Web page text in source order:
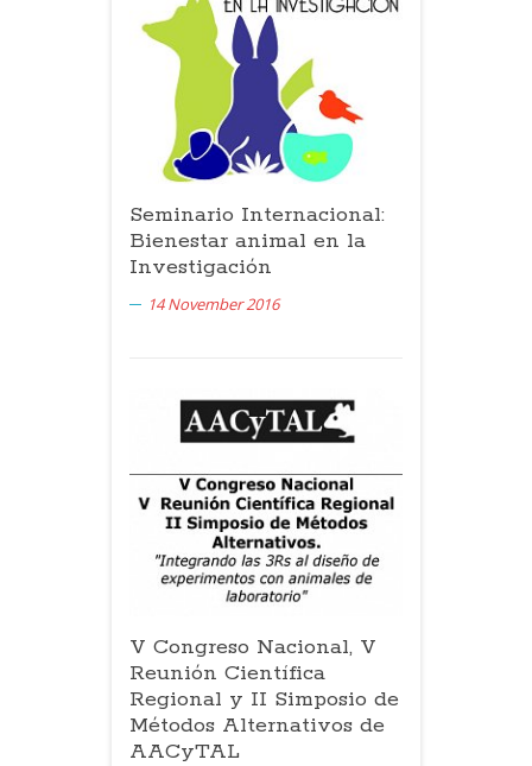
Seminario Internacional:
Bienestar animal en la
Investigación
14 November 2016
V Congreso Nacional, V
Reunión Científica
Regional y II Simposio de
Métodos Alternativos de
AACyTAL